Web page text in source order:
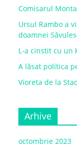
Comisarul
Ursul Rambo a
doamnei
L-a cinstit cu un
A lăsat politica
Vioreta de la
Arhive
octombrie 2023